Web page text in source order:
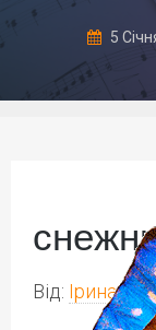
5
Від: Ірина